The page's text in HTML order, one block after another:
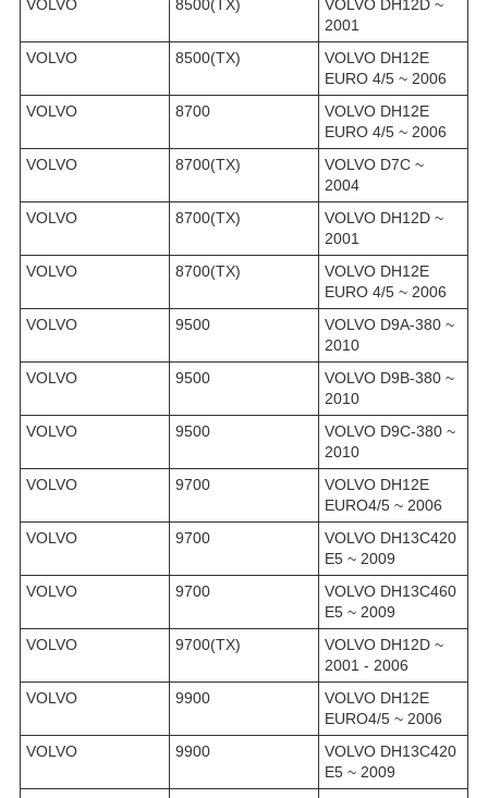
VOLVO
8500(TX)
VOLVO DH12D ~
2001
VOLVO
8500(TX)
VOLVO DH12E
EURO 4/5 ~ 2006
VOLVO
8700
VOLVO DH12E
EURO 4/5 ~ 2006
VOLVO
8700(TX)
VOLVO D7C ~
2004
VOLVO
8700(TX)
VOLVO DH12D ~
2001
VOLVO
8700(TX)
VOLVO DH12E
EURO 4/5 ~ 2006
VOLVO
9500
VOLVO D9A-380 ~
2010
VOLVO
9500
VOLVO D9B-380 ~
2010
VOLVO
9500
VOLVO D9C-380 ~
2010
VOLVO
9700
VOLVO DH12E
EURO4/5 ~ 2006
VOLVO
9700
VOLVO DH13C420
E5 ~ 2009
VOLVO
9700
VOLVO DH13C460
E5 ~ 2009
VOLVO
9700(TX)
VOLVO DH12D ~
2001 - 2006
VOLVO
9900
VOLVO DH12E
EURO4/5 ~ 2006
VOLVO
9900
VOLVO DH13C420
E5 ~ 2009